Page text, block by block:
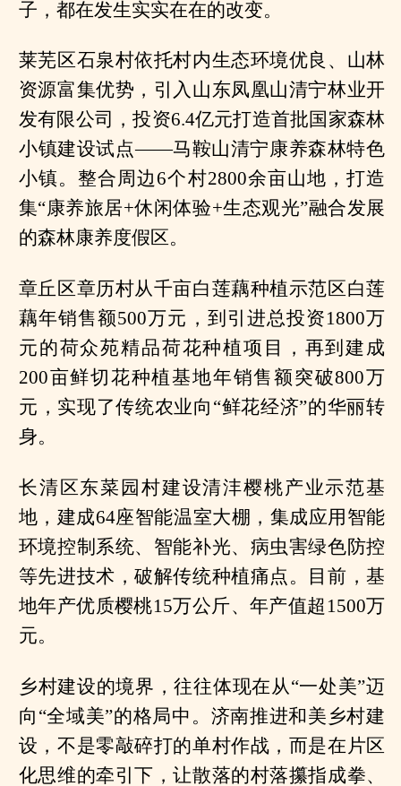
子，都在发生实实在在的改变。
莱芜区石泉村依托村内生态环境优良、山林
资源富集优势，引入山东凤凰山清宁林业开
发有限公司，投资6.4亿元打造首批国家森林
小镇建设试点——马鞍山清宁康养森林特色
小镇。整合周边6个村2800余亩山地，打造
集“康养旅居+休闲体验+生态观光”融合发展
的森林康养度假区。
章丘区章历村从千亩白莲藕种植示范区白莲
藕年销售额500万元，到引进总投资1800万
元的荷众苑精品荷花种植项目，再到建成
200亩鲜切花种植基地年销售额突破800万
元，实现了传统农业向“鲜花经济”的华丽转
身。
长清区东菜园村建设清沣樱桃产业示范基
地，建成64座智能温室大棚，集成应用智能
环境控制系统、智能补光、病虫害绿色防控
等先进技术，破解传统种植痛点。目前，基
地年产优质樱桃15万公斤、年产值超1500万
元。
乡村建设的境界，往往体现在从“一处美”迈
向“全域美”的格局中。济南推进和美乡村建
设，不是零敲碎打的单村作战，而是在片区
化思维的牵引下，让散落的村落攥指成拳、